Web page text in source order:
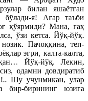
билан яшаётган
я! Агар таъби
қўярмиди? Мана, гаҳ
ўзи кетса. Йўқ-йўқ.
Пачоққина, теп-
эгри, калта-калта,
Йўқ-йўқ. Лекин,
одамни довдиратиб
Шу учунмикан, улар
бир-бирининг юзига